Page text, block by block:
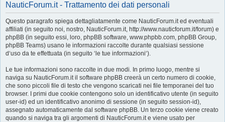
NauticForum.it - Trattamento dei dati personali
Questo paragrafo spiega dettagliatamente come NauticForum.it ed eventuali
affiliati (in seguito noi, nostro, NauticForum.it, http://www.nauticforum.it/forum) e
phpBB (in seguito essi, loro, phpBB software, www.phpbb.com, phpBB Group,
phpBB Teams) usano le informazioni raccolte durante qualsiasi sessione
d‘uso da te effettuata (in seguito ‘le tue informazioni‘).
Le tue informazioni sono raccolte in due modi. In primo luogo, mentre si
naviga su NauticForum.it il software phpBB creerà un certo numero di cookie,
che sono piccoli file di testo che vengono scaricati nei file temporanei del tuo
browser. I primi due cookie contengono solo un identificativo utente (in seguito
user-id) ed un identificativo anonimo di sessione (in seguito session-id),
assegnato automaticamente dal software phpBB. Un terzo cookie viene creato
quando si naviga tra gli argomenti di NauticForum.it e viene usato per